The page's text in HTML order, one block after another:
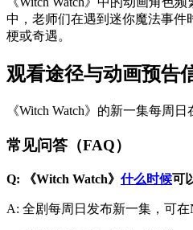
中，老师们在遇到迷你魔法事件
梗或奇遇。
观看途径与动画预告
《Witch Watch》的新一集每周
常见问答（FAQ）
Q: 《Witch Watch》 什么时候可
A: 全剧每周日发布新一集，可在